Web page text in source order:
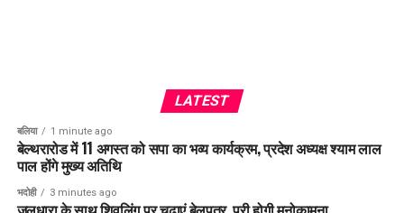
LATEST
बलिया 1 minute ago
बेल्थरारोड में 11 अगस्त को सपा का भव्य कार्यक्रम, प्रदेश अध्यक्ष श्याम लाल
पाल होंगे मुख्य अतिथि
भदोही 3 minutes ago